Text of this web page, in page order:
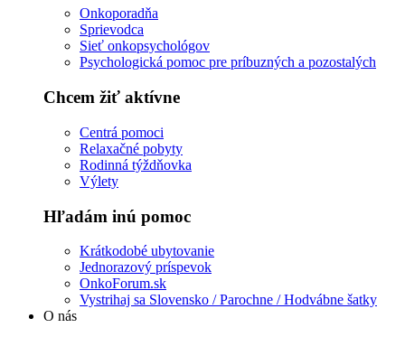
Onkoporadňa
Sprievodca
Sieť onkopsychológov
Psychologická pomoc pre príbuzných a pozostalých
Chcem žiť aktívne
Centrá pomoci
Relaxačné pobyty
Rodinná týždňovka
Výlety
Hľadám inú pomoc
Krátkodobé ubytovanie
Jednorazový príspevok
OnkoForum.sk
Vystrihaj sa Slovensko / Parochne / Hodvábne šatky
O nás